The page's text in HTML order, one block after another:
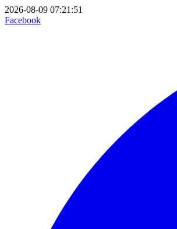
2026-08-09 07:21:51
Facebook